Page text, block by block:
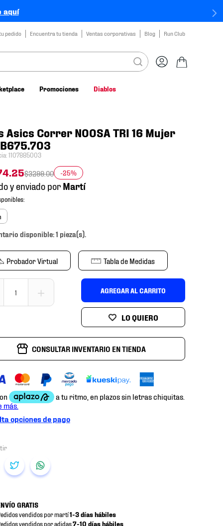
aquí
pedido Encuentra tu tienda Ventas corporativas Blog Run Club
Promociones Diablos
Asics Correr NOOSA TRI 16 Mujer
:1107885003
.25$3299.00 -25%
y enviado por
disponible: 1 pieza(s).
Probador Virtual Tabla de Medidas
＋ AGREGAR AL CARRITO
CONSULTAR INVENTARIO EN TIENDA
opciones de pago
GRATIS
vendidos por martí1-3 días hábiles
vendidos por adidas7-10 días hábiles